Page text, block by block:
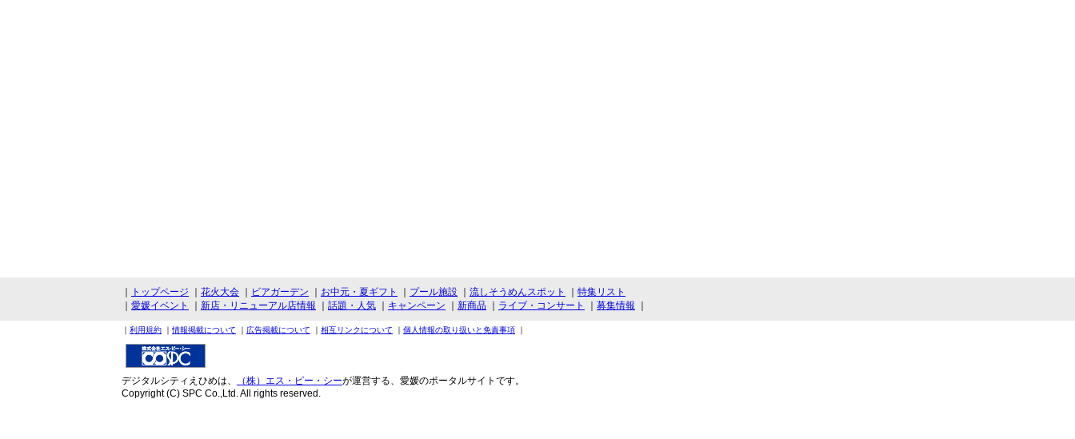
トップページ 花火大会 ビアガーデン お中元・夏ギフト プール施設 流しそうめんスポット
特集リスト
愛媛イベント 新店・リニューアル店情報 話題・人気 キャンペーン 新商品 ライブ・コンサート 募集情報
｜ 利用規約 ｜ 情報掲載について ｜ 広告掲載について ｜ 相互リンクについて ｜ 個人情報の取り扱いと免責事項 ｜
デジタルシティえひめは、 （株）エス・ピー・シーが運営する、愛媛のポータルサイトです。
Copyright (C) SPC Co.,Ltd. All rights reserved.